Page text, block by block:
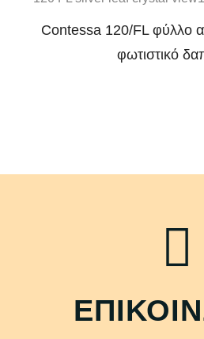
Contessa 120/FL φύλλο
φωτιστικό